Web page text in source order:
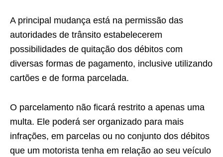
A principal mudança está na permissão das
autoridades de trânsito estabelecerem
possibilidades de quitação dos débitos com
diversas formas de pagamento, inclusive utilizando
cartões e de forma parcelada.
O parcelamento não ficará restrito a apenas uma
multa. Ele poderá ser organizado para mais
infrações, em parcelas ou no conjunto dos débitos
que um motorista tenha em relação ao seu veículo